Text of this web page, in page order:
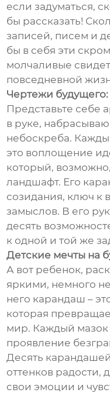
если задуматься,
бы рассказать!
записей, писем и
бы в себя эти
молчаливые
повседневной
Чертежи будущего:
Представьте себе
в руке,
небоскреба.
это воплощение
который,
ландшафт. Его
созидания, ключ к
замыслов. В его
десять
к одной и той же
Детские мечты на
А вот ребенок,
яркими, немного
него карандаш –
которая
мир. Каждый мазок
проявление
Десять карандашей
оттенков радости,
свои эмоции и